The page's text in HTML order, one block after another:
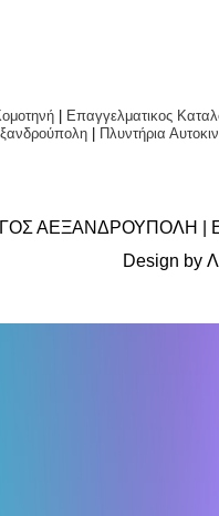
ΑΕΞΑΝΔΡΟΥΠΟΛΗ
Design by
Επαγγελματικος
Πλυντήρια